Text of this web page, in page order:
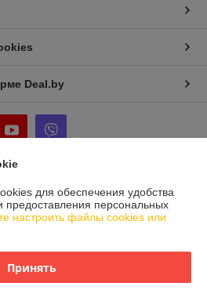
Deal.by
«Фабрика Плексолл»
8, офис 1
192555222
для обеспечения удобства
предоставления персональных
настроить файлы cookies или
Принять